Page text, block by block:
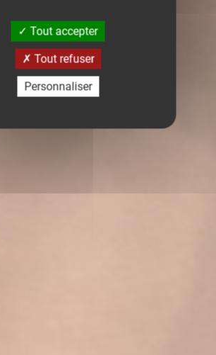
Tout accepter
Tout refuser
Personnaliser